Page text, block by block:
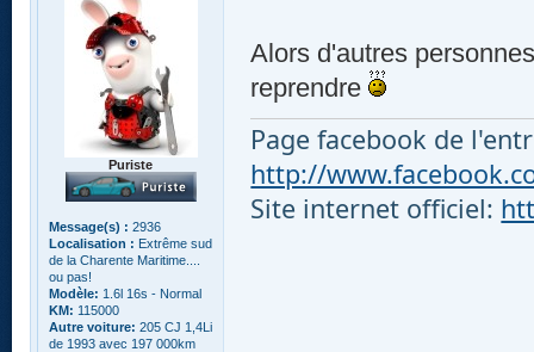
Puriste
Message(s) : 2936
Localisation : Extrême sud
de la Charente Maritime....
ou pas!
Modèle: 1.6l 16s - Normal
KM: 115000
Autre voiture: 205 CJ 1,4Li
de 1993 avec 197 000km
Alors d'autres
reprendre
Page facebook de
http://
Site internet officiel: